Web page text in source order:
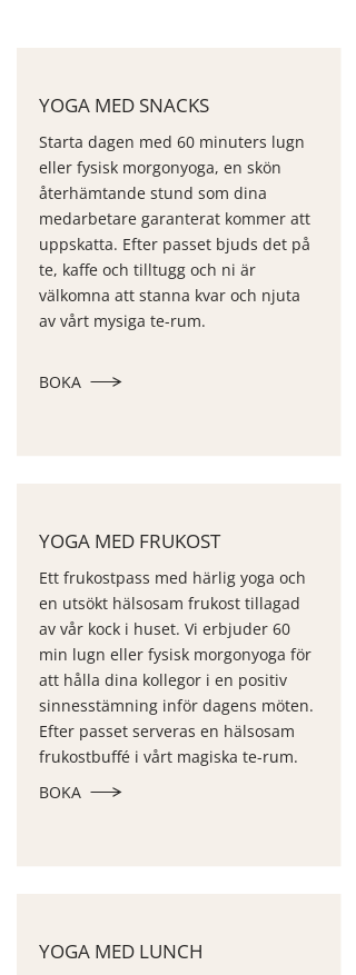
YOGA MED SNACKS
Starta dagen med 60 minuters lugn
eller fysisk morgonyoga, en skön
återhämtande stund som dina
medarbetare garanterat kommer att
uppskatta. Efter passet bjuds det på
te, kaffe och tilltugg och ni är
välkomna att stanna kvar och njuta
av vårt mysiga te-rum.
BOKA
YOGA MED FRUKOST
Ett frukostpass med härlig yoga och
en utsökt hälsosam frukost tillagad
av vår kock i huset. Vi erbjuder 60
min lugn eller fysisk morgonyoga för
att hålla dina kollegor i en positiv
sinnesstämning inför dagens möten.
Efter passet serveras en hälsosam
frukostbuffé i vårt magiska te-rum.
BOKA
YOGA MED LUNCH